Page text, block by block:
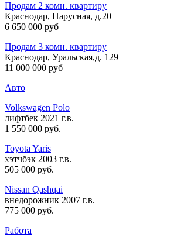
Продам 2 комн. квартиру
Краснодар, Парусная, д.20
6 650 000 руб
Продам 3 комн. квартиру
Краснодар, Уральская,д. 129
11 000 000 руб
Авто
Volkswagen Polo
лифтбек 2021 г.в.
1 550 000 руб.
Toyota Yaris
хэтчбэк 2003 г.в.
505 000 руб.
Nissan Qashqai
внедорожник 2007 г.в.
775 000 руб.
Работа